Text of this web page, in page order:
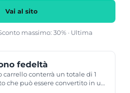
Vai al sito
massimo: 30% · Ultima
fedeltà
carrello conterrà un totale di 1
che può essere convertito in un